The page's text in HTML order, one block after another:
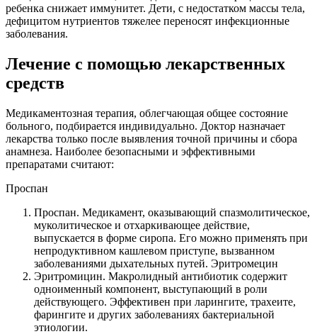
ребенка снижает иммунитет. Дети, с недостатком массы тела,
дефицитом нутриентов тяжелее переносят инфекционные
заболевания.
Лечение с помощью лекарственных
средств
Медикаментозная терапия, облегчающая общее состояние
больного, подбирается индивидуально. Доктор назначает
лекарства только после выявления точной причины и сбора
анамнеза. Наиболее безопасными и эффективными
препаратами считают:
Проспан
Проспан. Медикамент, оказывающий спазмолитическое,
муколитическое и отхаркивающее действие,
выпускается в форме сиропа. Его можно применять при
непродуктивном кашлевом приступе, вызванном
заболеваниями дыхательных путей. Эритромецин
Эритромицин. Макролидный антибиотик содержит
одноименный компонент, выступающий в роли
действующего. Эффективен при ларингите, трахеите,
фарингите и других заболеваниях бактериальной
этиологии.